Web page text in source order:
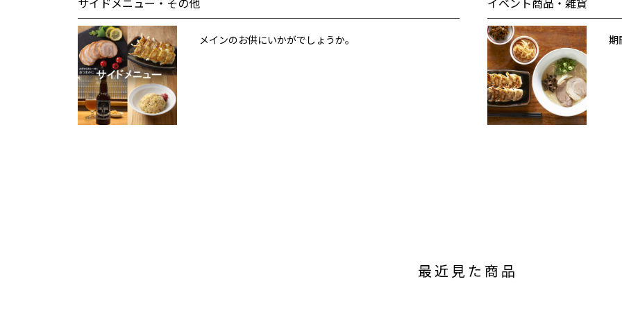
メインのお供にいかがでしょうか。 期
最近見た商品